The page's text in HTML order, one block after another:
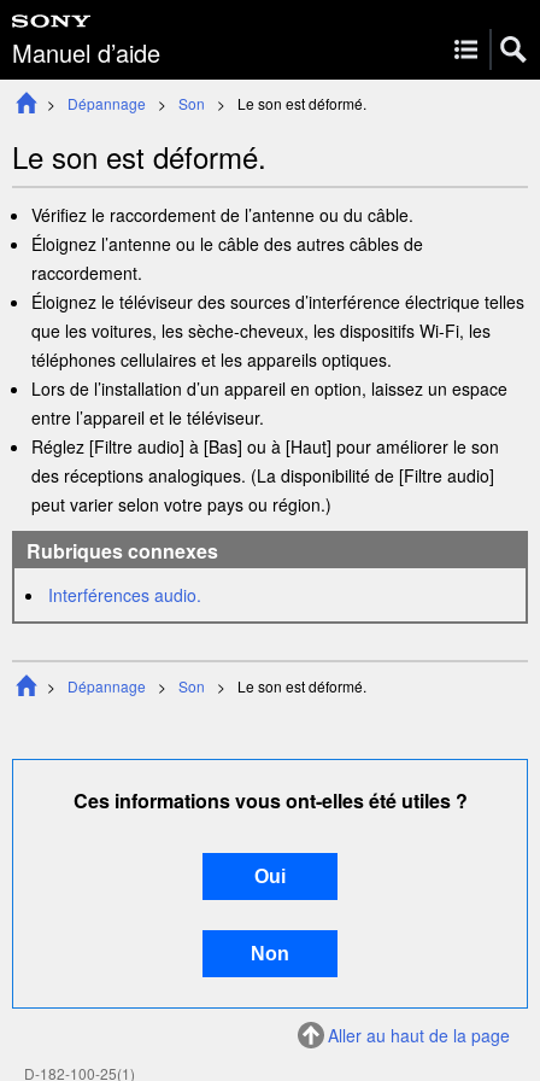
Manuel d’aide
Dépannage Son Le son est déformé.
Le son est déformé.
Vérifiez le raccordement de l’antenne ou du câble.
Éloignez l’antenne ou le câble des autres câbles de
raccordement.
Éloignez le téléviseur des sources d’interférence électrique telles
que les voitures, les sèche-cheveux, les dispositifs Wi-Fi, les
téléphones cellulaires et les appareils optiques.
Lors de l’installation d’un appareil en option, laissez un espace
entre l’appareil et le téléviseur.
Réglez [Filtre audio] à [Bas] ou à [Haut] pour améliorer le son
des réceptions analogiques. (La disponibilité de [Filtre audio]
peut varier selon votre pays ou région.)
Rubriques connexes
Interférences audio.
Dépannage Son Le son est déformé.
Ces informations vous ont-elles été utiles ?
Aller au haut de la page
D-182-100-25(1)